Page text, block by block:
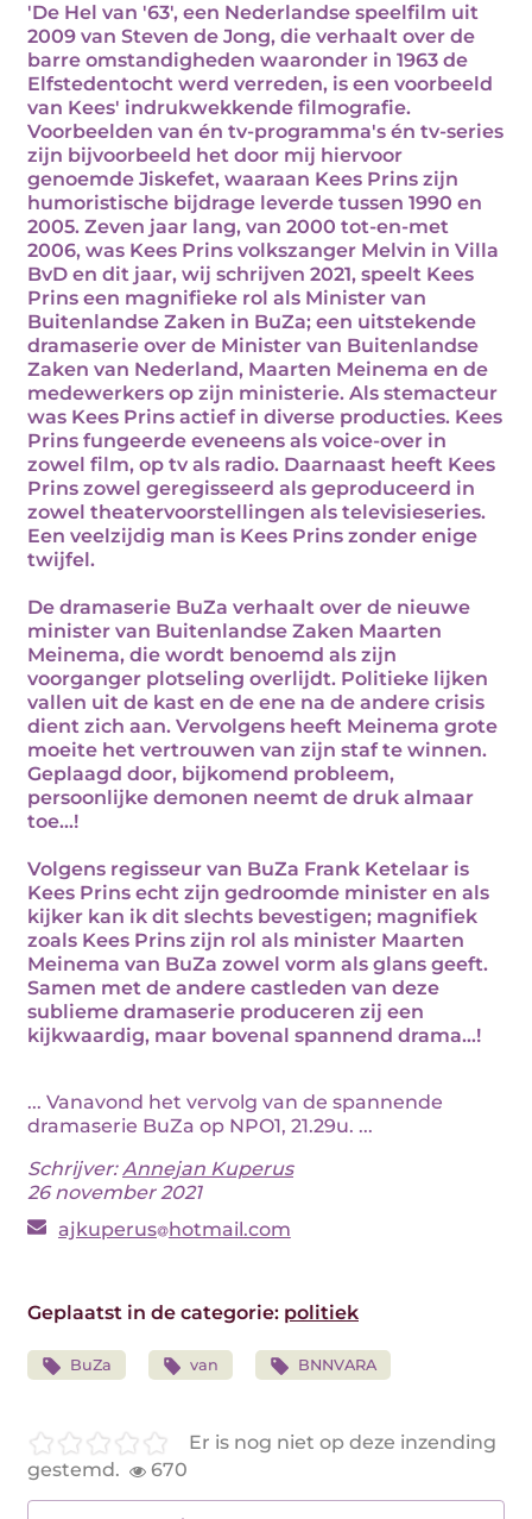
'De Hel van '63', een Nederlandse speelfilm uit
2009 van Steven de Jong, die verhaalt over de
barre omstandigheden waaronder in 1963 de
Elfstedentocht werd verreden, is een voorbeeld
van Kees' indrukwekkende filmografie.
Voorbeelden van én tv-programma's én tv-series
zijn bijvoorbeeld het door mij hiervoor
genoemde Jiskefet, waaraan Kees Prins zijn
humoristische bijdrage leverde tussen 1990 en
2005. Zeven jaar lang, van 2000 tot-en-met
2006, was Kees Prins volkszanger Melvin in Villa
BvD en dit jaar, wij schrijven 2021, speelt Kees
Prins een magnifieke rol als Minister van
Buitenlandse Zaken in BuZa; een uitstekende
dramaserie over de Minister van Buitenlandse
Zaken van Nederland, Maarten Meinema en de
medewerkers op zijn ministerie. Als stemacteur
was Kees Prins actief in diverse producties. Kees
Prins fungeerde eveneens als voice-over in
zowel film, op tv als radio. Daarnaast heeft Kees
Prins zowel geregisseerd als geproduceerd in
zowel theatervoorstellingen als televisieseries.
Een veelzijdig man is Kees Prins zonder enige
twijfel.
De dramaserie BuZa verhaalt over de nieuwe
minister van Buitenlandse Zaken Maarten
Meinema, die wordt benoemd als zijn
voorganger plotseling overlijdt. Politieke lijken
vallen uit de kast en de ene na de andere crisis
dient zich aan. Vervolgens heeft Meinema grote
moeite het vertrouwen van zijn staf te winnen.
Geplaagd door, bijkomend probleem,
persoonlijke demonen neemt de druk almaar
toe...!
Volgens regisseur van BuZa Frank Ketelaar is
Kees Prins echt zijn gedroomde minister en als
kijker kan ik dit slechts bevestigen; magnifiek
zoals Kees Prins zijn rol als minister Maarten
Meinema van BuZa zowel vorm als glans geeft.
Samen met de andere castleden van deze
sublieme dramaserie produceren zij een
kijkwaardig, maar bovenal spannend drama...!
... Vanavond het vervolg van de spannende
dramaserie BuZa op NPO1, 21.29u. ...
Schrijver:Annejan Kuperus
26 november 2021
ajkuperus hotmail.com
Geplaatst in de categorie: politiek
BuZa van BNNVARA
Er is nog niet op deze inzending
gestemd.
670